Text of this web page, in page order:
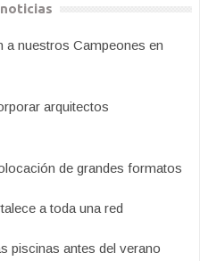
a nuestros Campeones en
arquitectos
de grandes formatos
a toda una red
piscinas antes del verano